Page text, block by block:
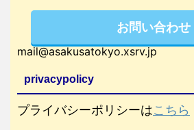
お問い合わせ
mail@asakusatokyo.xsrv.jp
privacypolicy
プライバシーポリシーはこちら